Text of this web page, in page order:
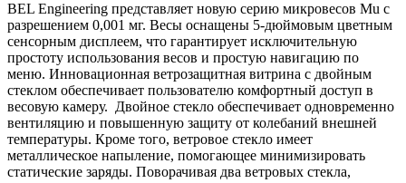
BEL Engineering представляет новую серию микровесов Mu с
разрешением 0,001 мг. Весы оснащены 5-дюймовым цветным
сенсорным дисплеем, что гарантирует исключительную
простоту использования весов и простую навигацию по
меню. Инновационная ветрозащитная витрина с двойным
стеклом обеспечивает пользователю комфортный доступ в
весовую камеру. Двойное стекло обеспечивает одновременно
вентиляцию и повышенную защиту от колебаний внешней
температуры. Кроме того, ветровое стекло имеет
металлическое напыление, помогающее минимизировать
статические заряды. Поворачивая два ветровых стекла,